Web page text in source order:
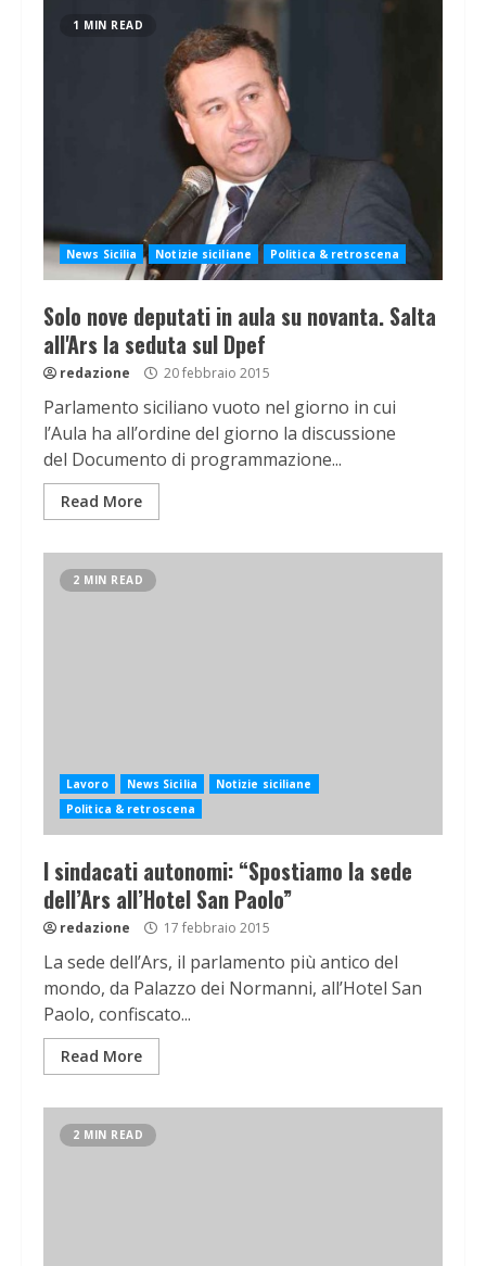
1 MIN READ
News Sicilia Notizie siciliane Politica & retroscena
Solo nove deputati in aula su novanta. Salta
all'Ars la seduta sul Dpef
redazione 20 febbraio 2015
Parlamento siciliano vuoto nel giorno in cui
l’Aula ha all’ordine del giorno la discussione
del Documento di programmazione...
Read More
2 MIN READ
Lavoro News Sicilia
Notizie siciliane
Politica & retroscena
I sindacati autonomi: “Spostiamo la sede
dell’Ars all’Hotel San Paolo”
redazione 17 febbraio 2015
La sede dell’Ars, il parlamento più antico del
mondo, da Palazzo dei Normanni, all’Hotel San
Paolo, confiscato...
Read More
2 MIN READ